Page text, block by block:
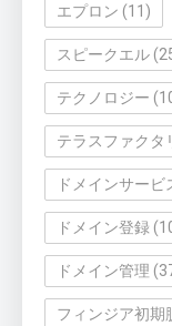
エプロン (11)
スピークエル
テクノロジー
テラスファクタ
ドメインサービ
ドメイン登録
ドメイン管理
フィンジア初期